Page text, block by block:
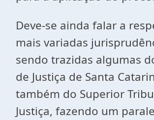
Deve-se ainda falar a
mais variadas
sendo trazidas algumas
de Justiça de Santa
também do Superior
Justiça, fazendo um